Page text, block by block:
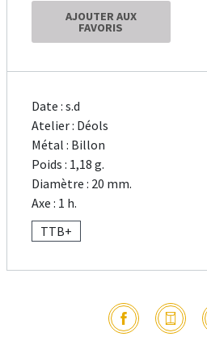
AJOUTER AUX
FAVORIS
Date : s.d
Atelier : Déols
Métal : Billon
Poids : 1,18 g.
Diamètre : 20 mm.
Axe : 1 h.
TTB+